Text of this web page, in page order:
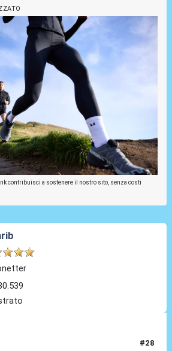
contribuisci a sostenere il nostro sito, senza costi
#28